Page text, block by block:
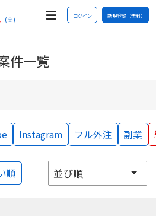
(※) ログイン 新規登録（無料）
件一覧
Instagram フル外注 副業
順